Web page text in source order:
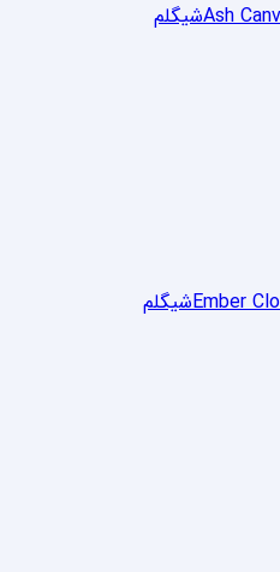
شیگلم
شیگلم